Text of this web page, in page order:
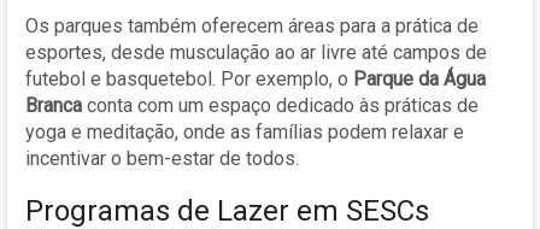
Os parques também oferecem áreas para a prática de
esportes, desde musculação ao ar livre até campos de
futebol e basquetebol. Por exemplo, o Parque da Água
Branca conta com um espaço dedicado às práticas de
yoga e meditação, onde as famílias podem relaxar e
incentivar o bem-estar de todos.
Programas de Lazer em SESCs